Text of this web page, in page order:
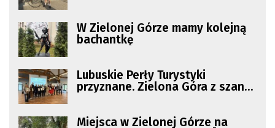
W Zielonej Górze mamy kolejną
bachantkę
Lubuskie Perły Turystyki
przyznane. Zielona Góra z szansą
Miejsca w Zielonej Górze na